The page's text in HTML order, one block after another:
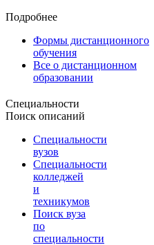
Подробнее
Формы дистанционного
обучения
Все о дистанционном
образовании
Специальности
Поиск описаний
Специальности
вузов
Специальности
колледжей
и
техникумов
Поиск вуза
по
специальности